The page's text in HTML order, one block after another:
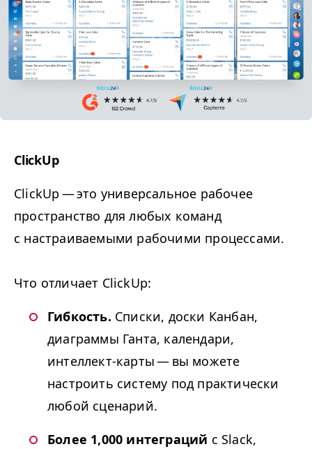
ClickUp
ClickUp — это универсальное рабочее
пространство для любых команд
с настраиваемыми рабочими процессами.
Что отличает ClickUp:
Гибкость. Списки, доски Канбан,
диаграммы Ганта, календари,
интеллект-карты — вы можете
настроить систему под практически
любой сценарий.
Более 1,000 интеграций с Slack,